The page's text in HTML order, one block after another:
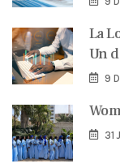
La
Un
9
31